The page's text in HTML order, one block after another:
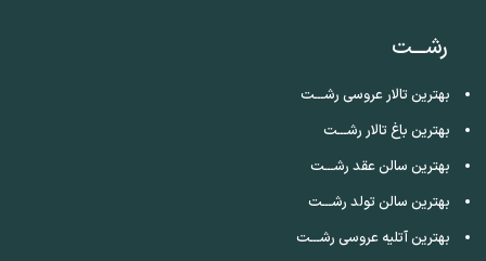
رشـــت
بهترین تالار عروسی رشـــت
بهترین باغ تالار رشـــت
بهترین سالن عقد رشـــت
بهترین سالن تولد رشـــت
بهترین آتلیه عروسی رشـــت